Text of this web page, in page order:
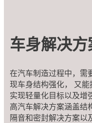
车身解决方
在汽车制造过程中，需
现车身结构强化， 又能
实现轻量化目标以及增
高汽车解决方案涵盖结
隔音和密封解决方案以